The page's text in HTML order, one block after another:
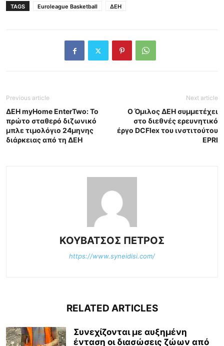
TAGS Euroleague Basketball ΔΕΗ
Previous article
ΔΕΗ myHome EnterTwo: Το
πρώτο σταθερό διζωνικό
μπλε τιμολόγιο 24μηνης
διάρκειας από τη ΔΕΗ
Next article
Ο Όμιλος ΔΕΗ συμμετέχει
στο διεθνές ερευνητικό
έργο DCFlex του ινστιτούτου
EPRI
ΚΟΥΒΑΤΣΟΣ ΠΕΤΡΟΣ
https://www.syneidisi.com/
RELATED ARTICLES
Συνεχίζονται με αυξημένη
ένταση οι διασώσεις ζώων από